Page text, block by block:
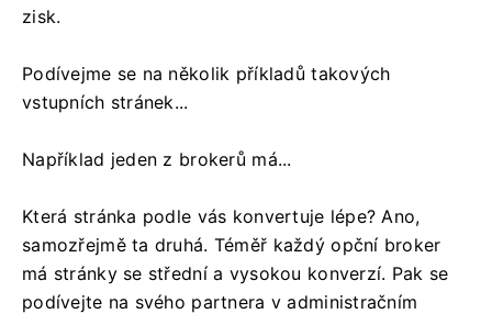
zisk.
Podívejme se na několik příkladů takových
vstupních stránek...
Například jeden z brokerů má...
Která stránka podle vás konvertuje lépe? Ano,
samozřejmě ta druhá. Téměř každý opční broker
má stránky se střední a vysokou konverzí. Pak se
podívejte na svého partnera v administračním